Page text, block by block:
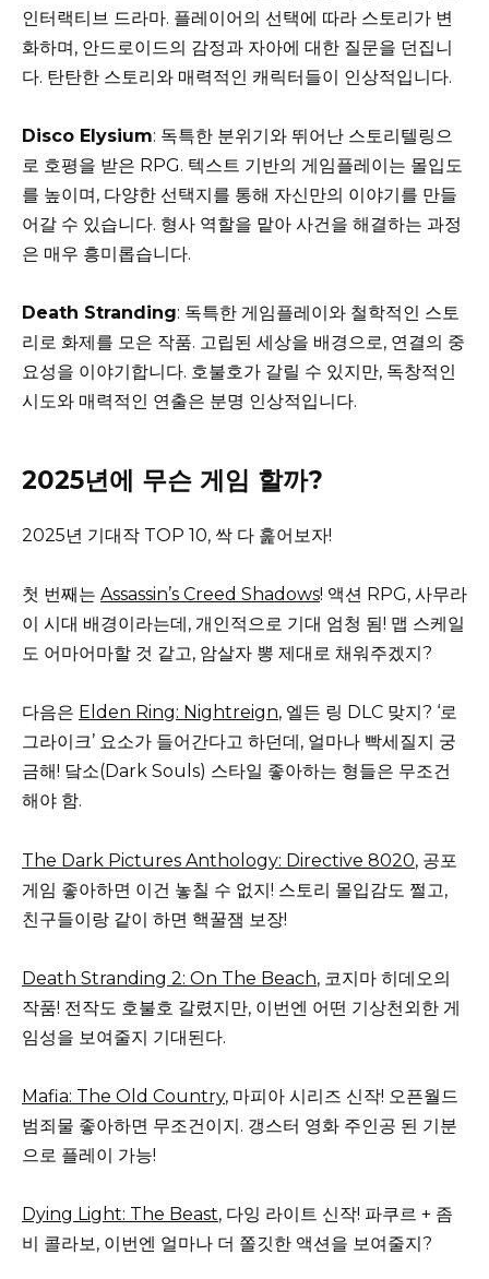
인터랙티브 드라마. 플레이어의 선택에 따라 스토리가 변
화하며, 안드로이드의 감정과 자아에 대한 질문을 던집니
다. 탄탄한 스토리와 매력적인 캐릭터들이 인상적입니다.
Disco Elysium: 독특한 분위기와 뛰어난 스토리텔링으
로 호평을 받은 RPG. 텍스트 기반의 게임플레이는 몰입도
를 높이며, 다양한 선택지를 통해 자신만의 이야기를 만들
어갈 수 있습니다. 형사 역할을 맡아 사건을 해결하는 과정
은 매우 흥미롭습니다.
Death Stranding: 독특한 게임플레이와 철학적인 스토
리로 화제를 모은 작품. 고립된 세상을 배경으로, 연결의 중
요성을 이야기합니다. 호불호가 갈릴 수 있지만, 독창적인
시도와 매력적인 연출은 분명 인상적입니다.
2025년에 무슨 게임 할까?
2025년 기대작 TOP 10, 싹 다 훑어보자!
첫 번째는 Assassin’s Creed Shadows! 액션 RPG, 사무라
이 시대 배경이라는데, 개인적으로 기대 엄청 됨! 맵 스케일
도 어마어마할 것 같고, 암살자 뽕 제대로 채워주겠지?
다음은 Elden Ring: Nightreign, 엘든 링 DLC 맞지? ‘로
그라이크’ 요소가 들어간다고 하던데, 얼마나 빡세질지 궁
금해! 닼소(Dark Souls) 스타일 좋아하는 형들은 무조건
해야 함.
The Dark Pictures Anthology: Directive 8020, 공포
게임 좋아하면 이건 놓칠 수 없지! 스토리 몰입감도 쩔고,
친구들이랑 같이 하면 핵꿀잼 보장!
Death Stranding 2: On The Beach, 코지마 히데오의
작품! 전작도 호불호 갈렸지만, 이번엔 어떤 기상천외한 게
임성을 보여줄지 기대된다.
Mafia: The Old Country, 마피아 시리즈 신작! 오픈월드
범죄물 좋아하면 무조건이지. 갱스터 영화 주인공 된 기분
으로 플레이 가능!
Dying Light: The Beast, 다잉 라이트 신작! 파쿠르 + 좀
비 콜라보, 이번엔 얼마나 더 쫄깃한 액션을 보여줄지?